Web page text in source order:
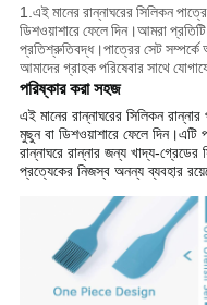
1.এই মানের রান্নাঘরের সিলিকন
ডিশওয়াশারে ফেলে দিন।আমরা প্রতিটি
প্রতিশ্রুতিবদ্ধ।পাত্রের সেট সম্পর্কে
আমাদের গ্রাহক পরিষেবার সাথে
পরিষ্কার করা সহজ
এই মানের রান্নাঘরের সিলিকন
মুছুন বা ডিশওয়াশারে ফেলে
রান্নাঘরে রান্নার জন্য খাদ্য-গ্রেডের
প্রত্যেকের নিজস্ব অনন্য ব্যবহার